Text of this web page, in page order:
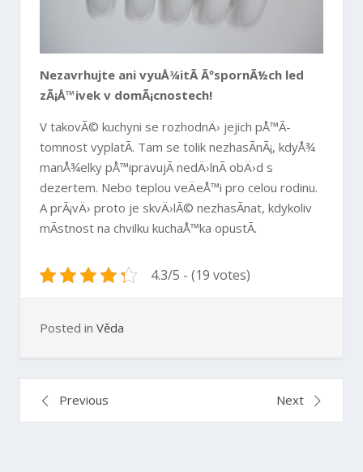
Nezavrhujte ani vyuÅ¾itÃ­ ÃºspornÃ½ch led
zÃ¡Å™ivek v domÃ¡cnostech!
V takovÃ© kuchyni se rozhodnÄ› jejich pÅ™Ã­
tomnost vyplatÃ­. Tam se tolik nezhasÃ­nÃ¡, kdyÅ¾
manÅ¾elky pÅ™ipravujÃ­ nedÄ›lnÃ­ obÄ›d s
dezertem. Nebo teplou veÄeÅ™i pro celou rodinu.
A prÃ¡vÄ› proto je skvÄ›lÃ© nezhasÃ­nat, kdykoliv
mÃ­stnost na chvilku kuchaÅ™ka opustÃ­.
4.3/5 - (19 votes)
Posted in Věda
Navigace
Previous Next